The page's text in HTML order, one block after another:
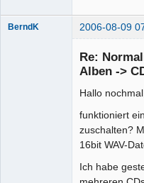
BerndK 2006-08-09
Re:
Alben ->
Hallo nochmal,
funktioniert
zuschalten?
16bit WAV-
Ich habe